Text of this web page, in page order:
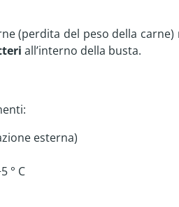
(perdita del peso della
all’interno della busta.
esterna)
° C